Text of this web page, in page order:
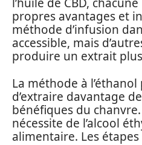
l’huile de CBD,
propres avantages et
méthode d’infusion
accessible, mais
produire un extrait
La méthode à
d’extraire davantage
bénéfiques du
nécessite de l’alcool
alimentaire. Les